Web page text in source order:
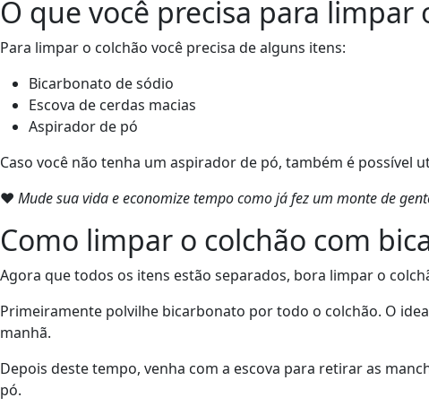
O que você precisa para
Para limpar o colchão você precisa de alguns itens:
Bicarbonato de sódio
Escova de cerdas macias
Aspirador de pó
Caso você não tenha um aspirador de pó, também é possível
❤ Mude sua vida e economize tempo como já fez um monte de
Como limpar o colchão com
Agora que todos os itens estão separados, bora limpar o
Primeiramente polvilhe bicarbonato por todo o colchão. O
manhã.
Depois deste tempo, venha com a escova para retirar as
pó.